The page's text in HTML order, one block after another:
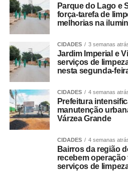
Parque do Lago e
força-tarefa de
melhorias na
CIDADES 3 semanas
Jardim Imperial e
serviços de
nesta segunda-
CIDADES 4 semanas
Prefeitura
manutenção
Várzea Grande
CIDADES 4 semanas
Bairros da região
recebem
serviços de